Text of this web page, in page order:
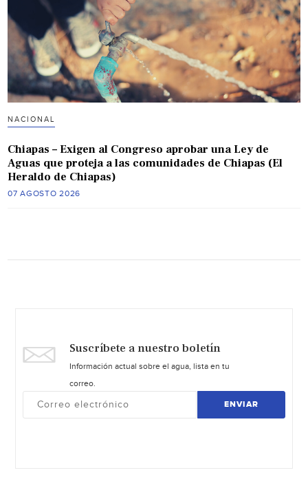
NACIONAL
Chiapas – Exigen al Congreso aprobar una Ley de
Aguas que proteja a las comunidades de Chiapas (El
Heraldo de Chiapas)
07 AGOSTO 2026
Suscríbete a nuestro boletín
Información actual sobre el agua, lista en tu
correo.
ENVIAR